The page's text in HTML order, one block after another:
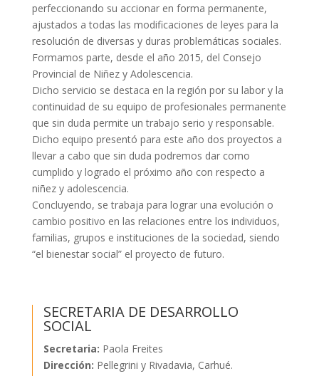
perfeccionando su accionar en forma permanente,
ajustados a todas las modificaciones de leyes para la
resolución de diversas y duras problemáticas sociales.
Formamos parte, desde el año 2015, del Consejo
Provincial de Niñez y Adolescencia.
Dicho servicio se destaca en la región por su labor y la
continuidad de su equipo de profesionales permanente
que sin duda permite un trabajo serio y responsable.
Dicho equipo presentó para este año dos proyectos a
llevar a cabo que sin duda podremos dar como
cumplido y logrado el próximo año con respecto a
niñez y adolescencia.
Concluyendo, se trabaja para lograr una evolución o
cambio positivo en las relaciones entre los individuos,
familias, grupos e instituciones de la sociedad, siendo
“el bienestar social” el proyecto de futuro.
SECRETARIA DE DESARROLLO
SOCIAL
Secretaria: Paola Freites
Dirección: Pellegrini y Rivadavia, Carhué.